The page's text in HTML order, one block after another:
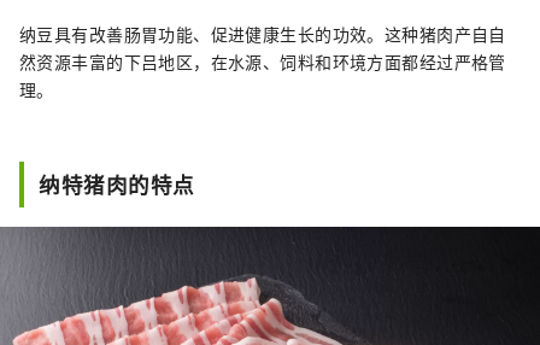
纳豆具有改善肠胃功能、促进健康生长的功效。这种猪肉产自自
然资源丰富的下吕地区，在水源、饲料和环境方面都经过严格管
理。
纳特猪肉的特点